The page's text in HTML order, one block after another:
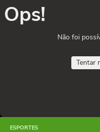
Ops!
Não foi
Tentar
ESPORTES